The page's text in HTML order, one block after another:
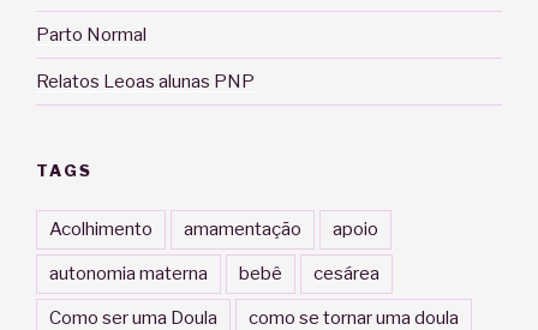
Parto Normal
Relatos Leoas alunas PNP
TAGS
Acolhimento amamentação apoio
autonomia materna bebê cesárea
Como ser uma Doula como se tornar uma doula